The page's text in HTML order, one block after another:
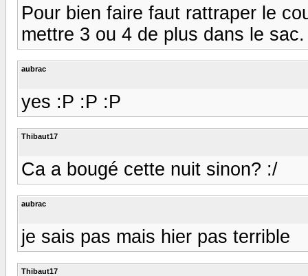
Pour bien faire faut rattraper le
mettre 3 ou 4 de plus dans le
aubrac
yes :P :P :P
Thibaut17
Ca a bougé cette nuit sinon? :/
aubrac
je sais pas mais hier pas terrible
Thibaut17